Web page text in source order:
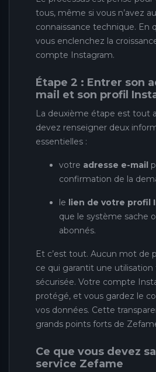
tous, même si vous n’avez
connaissance technique. En
vous enclenchez la
compte Instagram.
Étape 2 : Entrer son
mail et son profil
La deuxième étape est tout
devez renseigner deux
essentielles :
votre adresse e-mail
confirmation de la
le lien de votre profil
que le système sache
abonnés.
Et c’est tout. Aucun mot de
ce qui garantit une
sécurisée. Votre compte
protégé, et vous gardez le
vos données. Cette
grands points forts de
Ce que vous devez
service Zefame